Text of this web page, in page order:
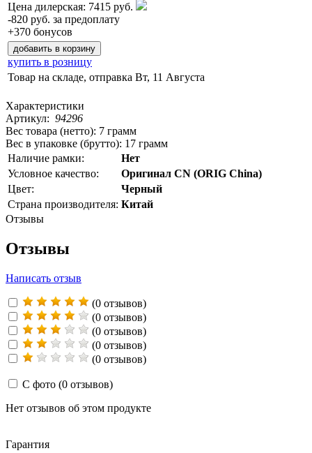
Цена дилерская: 7415 руб.
-820 руб. за предоплату
+370 бонусов
купить в розницу
Товар на складе, отправка Вт, 11 Августа
Характеристики
Артикул: 94296
Вес товара (нетто): 7 грамм
Вес в упаковке (брутто): 17 грамм
Наличие рамки:
Нет
Условное качество:
Оригинал CN (ORIG China)
Цвет:
Черный
Страна производителя: Китай
Отзывы
Отзывы
Написать отзыв
(0 отзывов)
(0 отзывов)
(0 отзывов)
(0 отзывов)
(0 отзывов)
С фото (0 отзывов)
Нет отзывов об этом продукте
Гарантия